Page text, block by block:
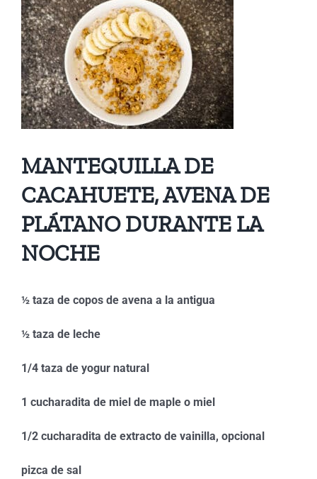
MANTEQUILLA DE
CACAHUETE, AVENA DE
PLÁTANO DURANTE LA
NOCHE
½ taza de copos de avena a la antigua
½ taza de leche
1/4 taza de yogur natural
1 cucharadita de miel de maple o miel
1/2 cucharadita de extracto de vainilla, opcional
pizca de sal